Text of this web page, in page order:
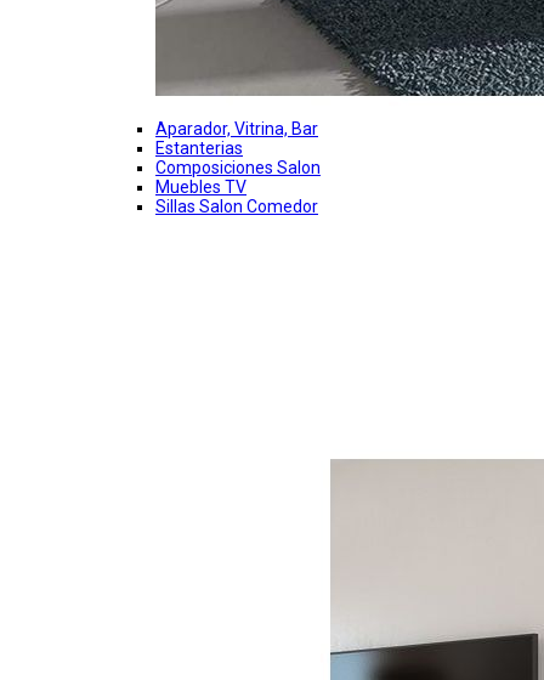
Aparador, Vitrina, Bar
Estanterias
Composiciones Salon
Muebles TV
Sillas Salon Comedor